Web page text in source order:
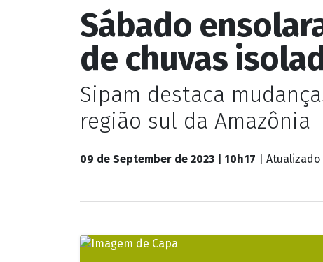
Sábado
de chuvas
Sipam destaca
região sul da Amazônia
09 de September de 2023 | 10h17 | Atualizado